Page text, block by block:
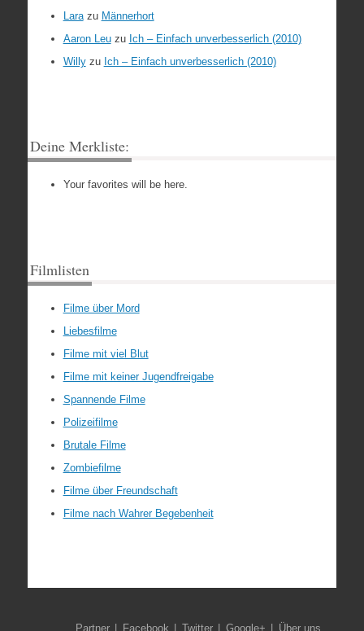
Larazu Männerhort
Aaron Leuzu Ich – Einfach unverbesserlich (2010)
Willyzu Ich – Einfach unverbesserlich (2010)
Deine Merkliste:
Your favorites will be here.
Filmlisten
Filme über Mord
Liebesfilme
Filme mit viel Blut
Filme mit keiner Jugendfreigabe
Spannende Filme
Polizeifilme
Brutale Filme
Zombiefilme
Filme über Freundschaft
Filme nach Wahrer Begebenheit
Partner Facebook Twitter Google+ Über uns